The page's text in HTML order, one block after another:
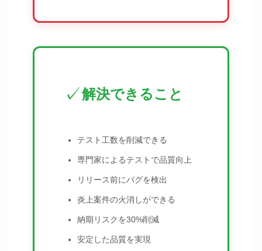
✓解決できること
テスト工数を削減できる
専門家によるテストで品質向上
リリース前にバグを検出
炎上案件の火消しができる
納期リスクを30%削減
安定した品質を実現